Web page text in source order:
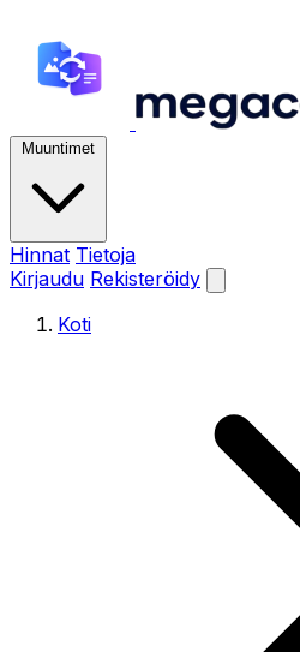
Muuntimet
Hinnat Tietoja
Kirjaudu Rekisteröidy
Koti